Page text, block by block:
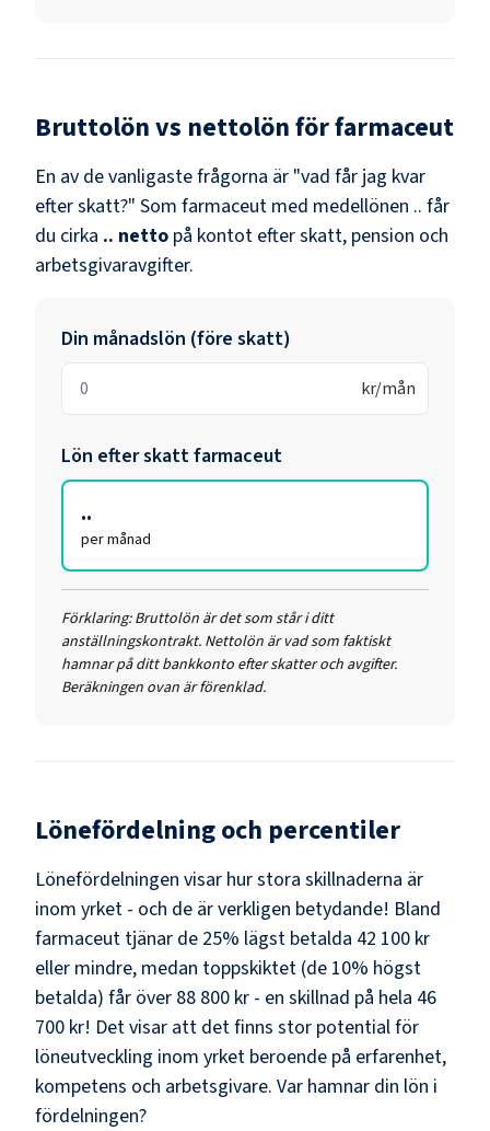
Bruttolön vs nettolön förfarmaceut
En av de vanligaste frågorna är "vad får jag kvar
efter skatt?" Som farmaceut med medellönen .. får
du cirka .. netto på kontot efter skatt, pension och
arbetsgivaravgifter.
Din månadslön (före skatt)
kr/mån
Lön efter skattfarmaceut
..
per månad
Förklaring: Bruttolön är det som står i ditt
anställningskontrakt. Nettolön är vad som faktiskt
hamnar på ditt bankkonto efter skatter och avgifter.
Beräkningen ovan är förenklad.
Lönefördelning och percentiler
Lönefördelningen visar hur stora skillnaderna är
inom yrket - och de är verkligen betydande! Bland
farmaceut tjänar de 25% lägst betalda 42 100 kr
eller mindre, medan toppskiktet (de 10% högst
betalda) får över 88 800 kr - en skillnad på hela 46
700 kr! Det visar att det finns stor potential för
löneutveckling inom yrket beroende på erfarenhet,
kompetens och arbetsgivare. Var hamnar din lön i
fördelningen?